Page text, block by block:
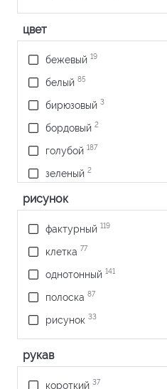
цвет
бежевый 19
белый 85
бирюзовый 3
бордовый 2
голубой 187
зеленый 2
коричневый
синий
сиреневый
рисунок
фактурный 119
клетка 77
однотонный 141
полоска 87
рисунок 33
рукав
короткий 37